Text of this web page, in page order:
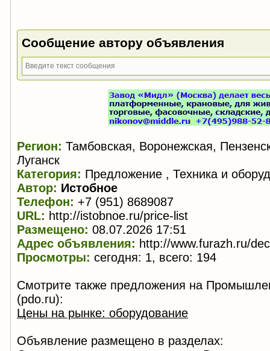
Сообщение автору объявления
Регион: Тамбовская, Воронежская,
Луганск
Категория: Предложение , Техника и
Автор: Истобное
Телефон: +7 (951) 8689087
URL: http://istobnoe.ru/price-list
Размещено: 08.07.2026 17:51
Адрес объявления: http://www.furazh.ru/
Просмотры: сегодня: 1, всего: 194
Смотрите также предложения на
(pdo.ru):
Цены на рынке: оборудование
Объявление размещено в разделах: